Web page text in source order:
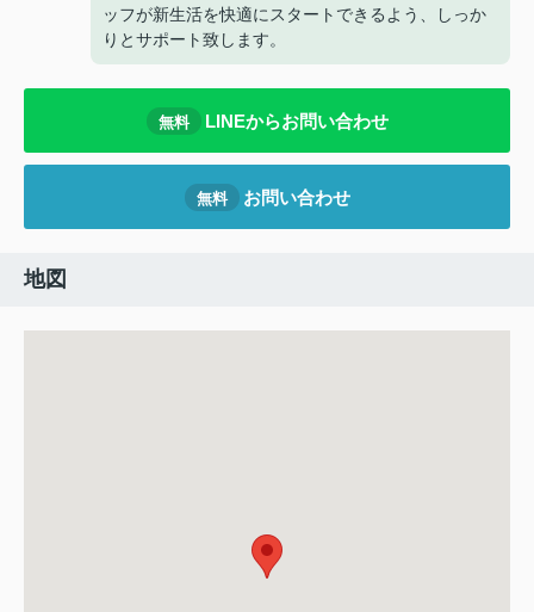
ッフが新生活を快適にスタートできるよう、しっか
りとサポート致します。
無料 LINEからお問い合わせ
無料 お問い合わせ
地図